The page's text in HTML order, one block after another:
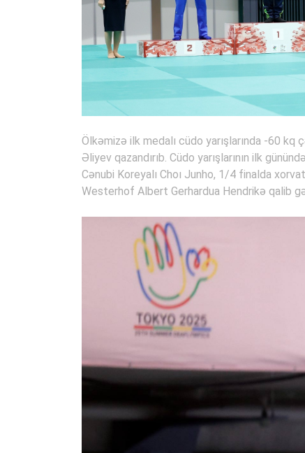
Ölkəmizə ilk medalı cüdo yarışlarında -60 kq
Əliyev qazandırıb. Cüdo yarışlarının ilk
Cənubi Koreyalı Choı Junho, 1/4 finalda
Westerhof Albert Gerhardua Hendrikə qalib